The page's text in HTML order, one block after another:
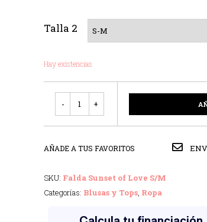
Talla 2
Hay existencias
AÑADE A TUS FAVORITOS
SKU: Falda Sunset of Love S/M
Categorías: Blusas y Tops, Ropa